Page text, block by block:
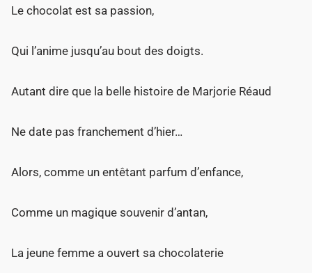
Le chocolat est sa passion,
Qui l’anime jusqu’au bout des doigts.
Autant dire que la belle histoire de Marjorie Réaud
Ne date pas franchement d’hier…
Alors, comme un entêtant parfum d’enfance,
Comme un magique souvenir d’antan,
La jeune femme a ouvert sa chocolaterie